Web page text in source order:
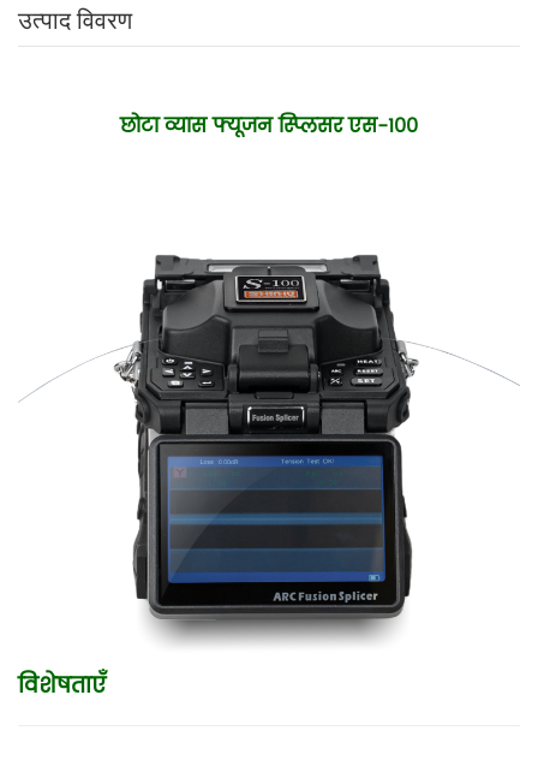
उत्पाद विवरण
छोटा व्यास फ्यूजन स्प्लिसर एस-100
विशेषताएँ